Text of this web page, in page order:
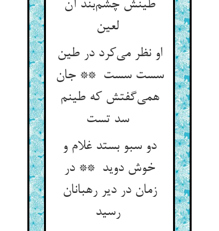
طینش چشم‌بند آن
او نظر می‌کرد در طین
سست سست ** جان
همی‌گفتش که طینم
سد تست
دو سبو بستد غلام و
خوش دوید ** در
زمان در دیر رهبانان
رسید